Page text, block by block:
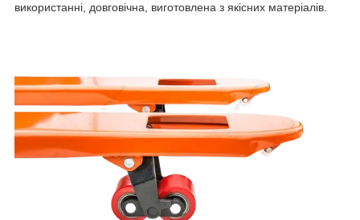
використанні, довговічна, виготовлена з якісних матеріалів.